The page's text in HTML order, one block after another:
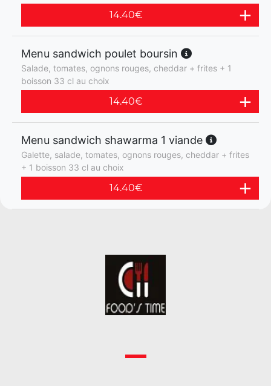
14.40€
Menu sandwich poulet boursin
Salade, tomates, ognons rouges, cheddar + frites + 1
boisson 33 cl au choix
14.40€
Menu sandwich shawarma 1 viande
Galette, salade, tomates, ognons rouges, cheddar + frites
+ 1 boisson 33 cl au choix
14.40€